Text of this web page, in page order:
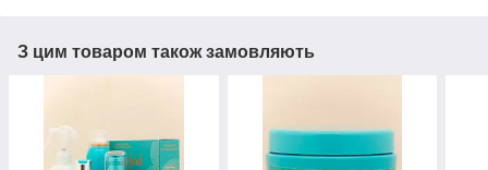
З цим товаром також замовляють